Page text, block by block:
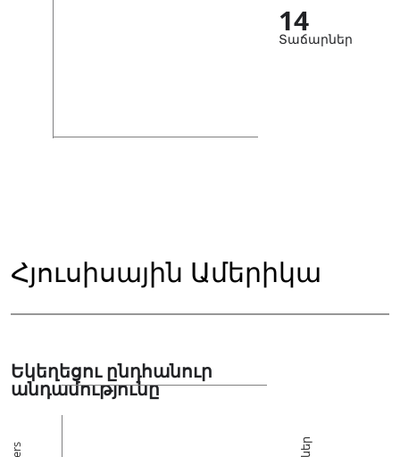
14
Տաճարներ
Հյուսիսային Ամերիկա
Եկեղեցու ընդհանուր
անդամությունը